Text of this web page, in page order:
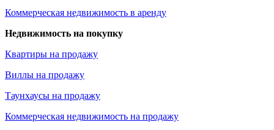
Коммерческая недвижимость в аренду
Недвижимость на покупку
Квартиры на продажу
Виллы на продажу
Таунхаусы на продажу
Коммерческая недвижимость на продажу